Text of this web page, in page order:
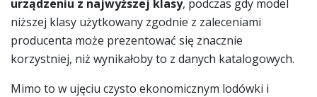
urządzeniu z najwyższej klasy, podczas gdy model
niższej klasy użytkowany zgodnie z zaleceniami
producenta może prezentować się znacznie
korzystniej, niż wynikałoby to z danych katalogowych.
Mimo to w ujęciu czysto ekonomicznym lodówki i